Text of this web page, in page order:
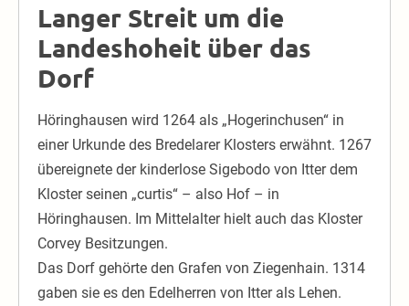
Langer Streit um die
Landeshoheit über das
Dorf
Höringhausen wird 1264 als „Hogerinchusen“ in
einer Urkunde des Bredelarer Klosters erwähnt. 1267
übereignete der kinderlose Sigebodo von Itter dem
Kloster seinen „curtis“ – also Hof – in
Höringhausen. Im Mittelalter hielt auch das Kloster
Corvey Besitzungen.
Das Dorf gehörte den Grafen von Ziegenhain. 1314
gaben sie es den Edelherren von Itter als Lehen.